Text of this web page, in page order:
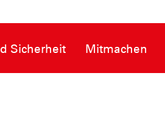
Sicherheit Mitmachen